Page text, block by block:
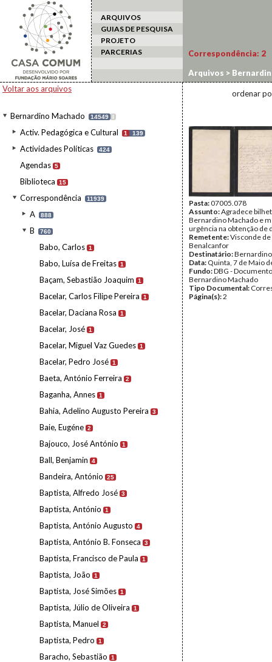
ARQUIVOS
GUIAS DE PESQUISA
PROJETO
PARCERIAS
Voltar aos arquivos
Bernardino Machado 14549 I
Activ. Pedagógica e Cultural 1 139
Actividades Políticas 424
Agendas 5
Biblioteca 15
Correspondência 11939
A 888
B 760
Babo, Carlos 1
Babo, Luísa de Freitas 1
Baçam, Sebastião Joaquim 1
Bacelar, Carlos Filipe Pereira 1
Bacelar, Daciana Rosa 1
Bacelar, José 1
Bacelar, Miguel Vaz Guedes 1
Bacelar, Pedro José 1
Baeta, António Ferreira 2
Baganha, Annes 1
Bahia, Adelino Augusto Pereira 3
Baie, Eugéne 2
Bajouco, José António 1
Ball, Benjamin 4
Bandeira, António 25
Baptista, Alfredo José 3
Baptista, António 1
Baptista, António Augusto 4
Baptista, António B. Fonseca 3
Baptista, Francisco de Paula 1
Baptista, João 1
Baptista, José Simões 1
Baptista, Júlio de Oliveira 1
Baptista, Manuel 2
Baptista, Pedro 1
Baracho, Sebastião 1
Correspondência: 2
Arquivos >
ordenar
Pasta:07005.078
Assunto:Agradece
Bernardino Machado e
urgência na obtenção de
Remetente:Visconde de
Benalcanfor
Destinatário:
Data: Quinta, 7 de Maio
Fundo:DBG -
Bernardino Machado
Tipo Documental:
Página(s):2